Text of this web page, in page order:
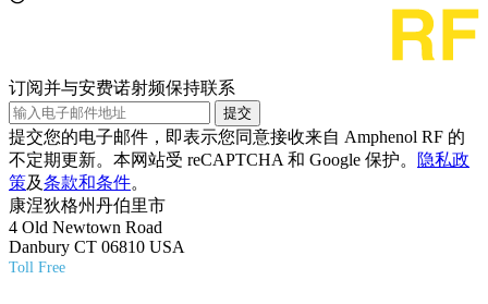
订阅并与安费诺射频保持联系
提交
提交您的电子邮件，即表示您同意接收来自 Amphenol RF 的
不定期更新。本网站受 reCAPTCHA 和 Google 保护。
隐私政
策及条款和条件。
康涅狄格州丹伯里市
4 Old Newtown Road
Danbury CT 06810 USA
Toll Free